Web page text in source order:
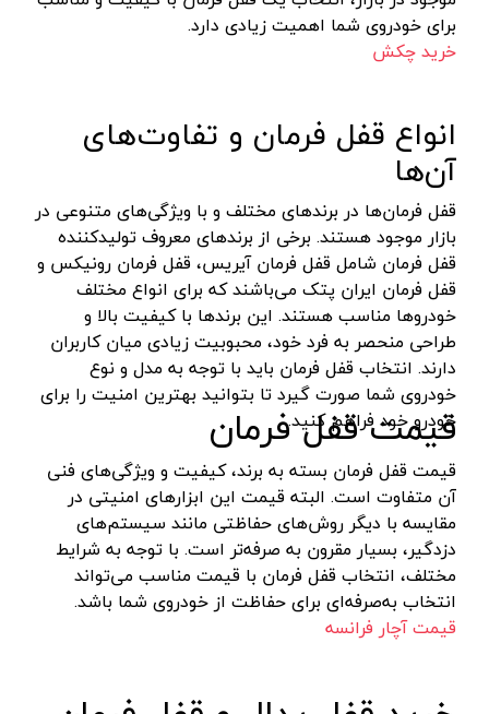
پولیش شارژی
انواع قیچی شارژی
شیشه شوی شارژی
دریل‌ها
بتن‌کن و چکش تخریب
فرزها
بکس و پیچ‌گوشتی
دستگاه‌های سایشی
سایر ابزار برقی
کارواش فشار قوی
پیچ گوشتی برقی
شیار کن
پایه سنگ سنباده
برش و تراش دهنده
کف ساب و موزائیک ساب
پشم زن
موتور ویبراتور
اس بی سی - SBC
متفرقه - Other
باس - BOSS
رابین - Rabin
زینسر - Zinser
ای جی پی - EGP
ای جی پی - AGP
سپهر جوش
سیم پود - Simpood
فروزش - Foroozesh
آنیکو-Anico
کله اسبی-unicorn
پرتو الکتریک - PARTO ELECTRIC
اینسایز - INSIZE
جی تی - GT
دنلکس - DANLEX
آبی -نقره‌ای
آبی-نقره‌ای-مشکی
سفید -مشکی
طلایی - نقره‌ای
نقره‌ای - نوک مدادی
سرمه‌ای - طوسی
آبی - سفید
الوان
زرد و مشکی
سرمه ای-مشکی
ابی
سرمه ای - نقره ای
نارنجی-مشکی
نارنجی-نقره ای
زرد-مشکی
1176
برای خودروی شما اهمیت زیادی دارد.
خرید چکش
انواع قفل فرمان و تفاوت‌های
آن‌ها
قفل فرمان‌ها در برندهای مختلف و با ویژگی‌های متنوعی در
بازار موجود هستند. برخی از برندهای معروف تولیدکننده
قفل فرمان شامل قفل فرمان آیریس، قفل فرمان رونیکس و
قفل فرمان ایران پتک می‌باشند که برای انواع مختلف
خودروها مناسب هستند. این برندها با کیفیت بالا و
طراحی منحصر به فرد خود، محبوبیت زیادی میان کاربران
دارند. انتخاب قفل فرمان باید با توجه به مدل و نوع
خودروی شما صورت گیرد تا بتوانید بهترین امنیت را برای
خودرو خود فراهم کنید.
قیمت قفل فرمان
قیمت قفل فرمان بسته به برند، کیفیت و ویژگی‌های فنی
آن متفاوت است. البته قیمت این ابزارهای امنیتی در
مقایسه با دیگر روش‌های حفاظتی مانند سیستم‌های
دزدگیر، بسیار مقرون به صرفه‌تر است. با توجه به شرایط
مختلف، انتخاب قفل فرمان با قیمت مناسب می‌تواند
انتخاب به‌صرفه‌ای برای حفاظت از خودروی شما باشد.
قیمت آچار فرانسه